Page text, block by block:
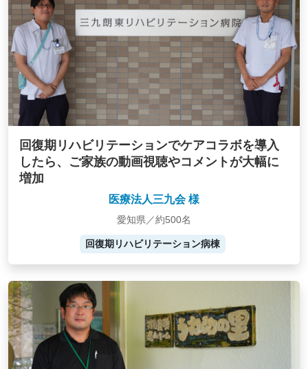
回復期リハビリテーションでケアコラボを導入
したら、ご家族の動画視聴やコメントが大幅に
増加
医療法人三九会 様
愛知県／約500名
回復期リハビリテーション病棟